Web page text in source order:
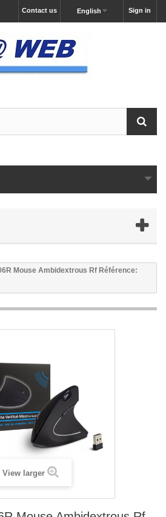
Sign in
English
Contact us
Mouse Ambidextrous Rf Référence:
View larger